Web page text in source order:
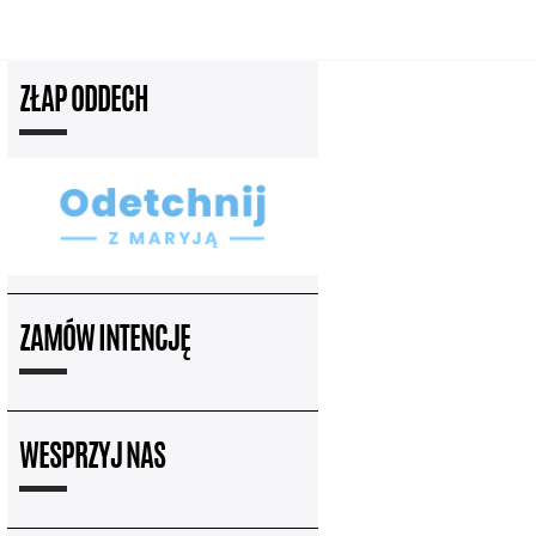
ZŁAP ODDECH
ZAMÓW INTENCJĘ
WESPRZYJ NAS